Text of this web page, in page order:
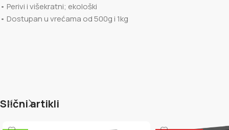
• Perivi i višekratni; ekološki
• Dostupan u vrećama od 500g i 1kg
Slični artikli